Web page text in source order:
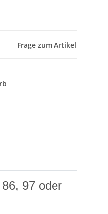
Frage zum Artikel
97 oder